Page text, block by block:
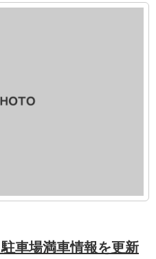
車場満車情報を更新